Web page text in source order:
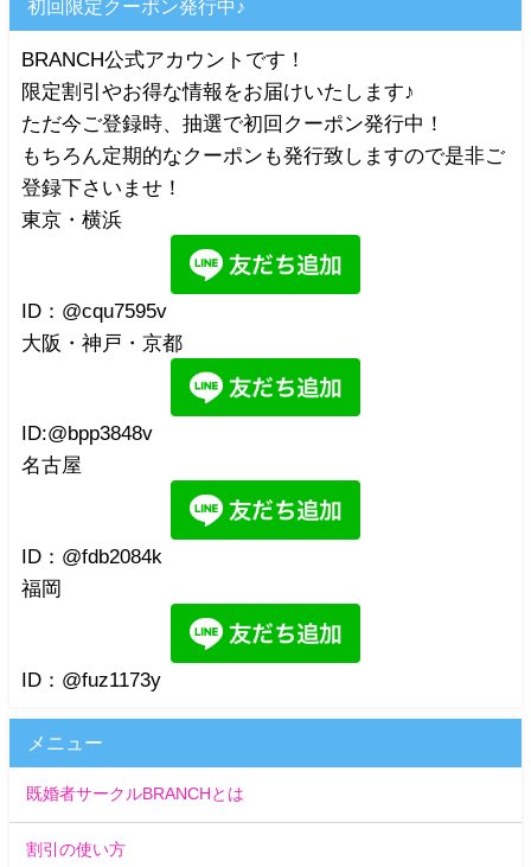
初回限定クーポン発行中♪
BRANCH公式アカウントです！
限定割引やお得な情報をお届けいたします♪
ただ今ご登録時、抽選で初回クーポン発行中！
もちろん定期的なクーポンも発行致しますので是非ご
登録下さいませ！
東京・横浜
ID：@cqu7595v
大阪・神戸・京都
ID:@bpp3848v
名古屋
ID：@fdb2084k
福岡
ID：@fuz1173y
メニュー
既婚者サークルBRANCHとは
割引の使い方